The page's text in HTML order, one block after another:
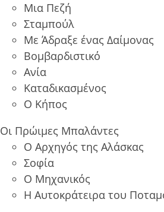
Μια Πεζή
Σταμπούλ
Με Άδραξε ένας Δαίμονας
Βομβαρδιστικό
Ανία
Καταδικασμένος
Ο Κήπος
Οι Πρώιμες Μπαλάντες
Ο Αρχηγός της Αλάσκας
Σοφία
Ο Μηχανικός
Η Αυτοκράτειρα του